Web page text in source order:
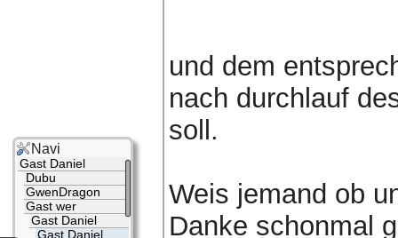
und dem
nach durchlauf
soll.
Weis jemand ob
Danke schonmal
Navi
Gast Daniel
Dubu
GwenDragon
Gast wer
Gast Daniel
Gast Daniel